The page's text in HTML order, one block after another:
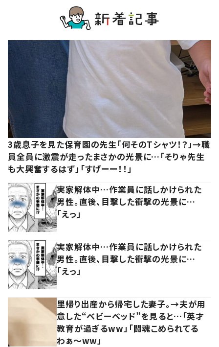
3歳息子を見た保育園の先生「何そのTシャツ！？」→職
員全員に激震が走ったまさかの光景に…「そりゃ先生
も大興奮するはず」「すげーー！！」
実家解体中…作業員に話しかけられた
男性。直後、目撃した衝撃の光景に…
「えっ」
実家解体中…作業員に話しかけられた
男性。直後、目撃した衝撃の光景に…
「えっ」
里帰り出産から帰宅した妻子。→夫が用
意した“ベビーベッド”を見ると…「英才
教育が過ぎるww」「闘魂こめられてる
わぁ～ww」